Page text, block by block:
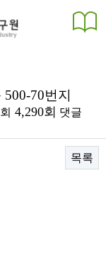
70번지
4,290회 댓글
목록